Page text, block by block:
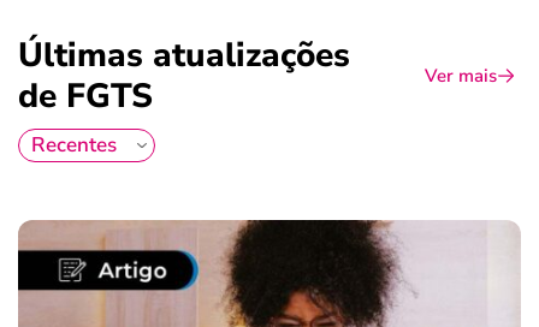
Últimas atualizações
de FGTS
Ver mais